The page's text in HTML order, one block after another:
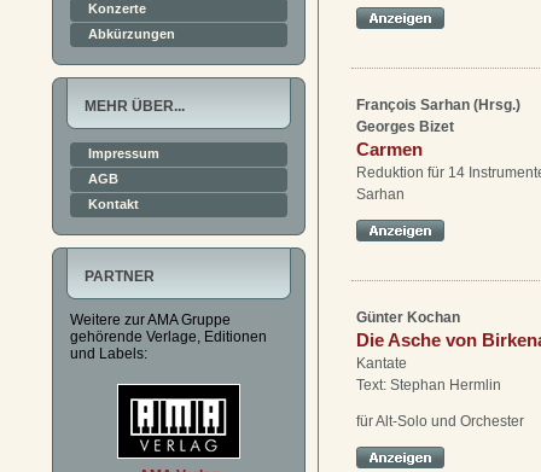
Konzerte
Abkürzungen
MEHR ÜBER...
Impressum
AGB
Kontakt
PARTNER
Weitere zur AMA Gruppe
gehörende Verlage, Editionen
und Labels:
François Sarhan (Hrsg.)
Georges Bizet
Carmen
Reduktion für 14
Sarhan
Günter Kochan
Die Asche von
Kantate
Text: Stephan Hermlin
für Alt-Solo und Orchester